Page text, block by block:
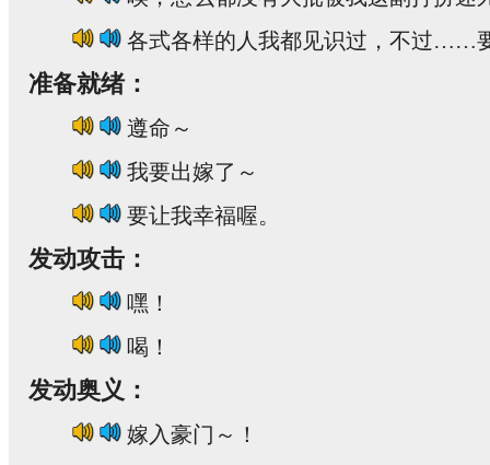
各式各样的人我都见识过，不过……
准备就绪：
遵命～
我要出嫁了～
要让我幸福喔。
发动攻击：
嘿！
喝！
发动奥义：
嫁入豪门～！